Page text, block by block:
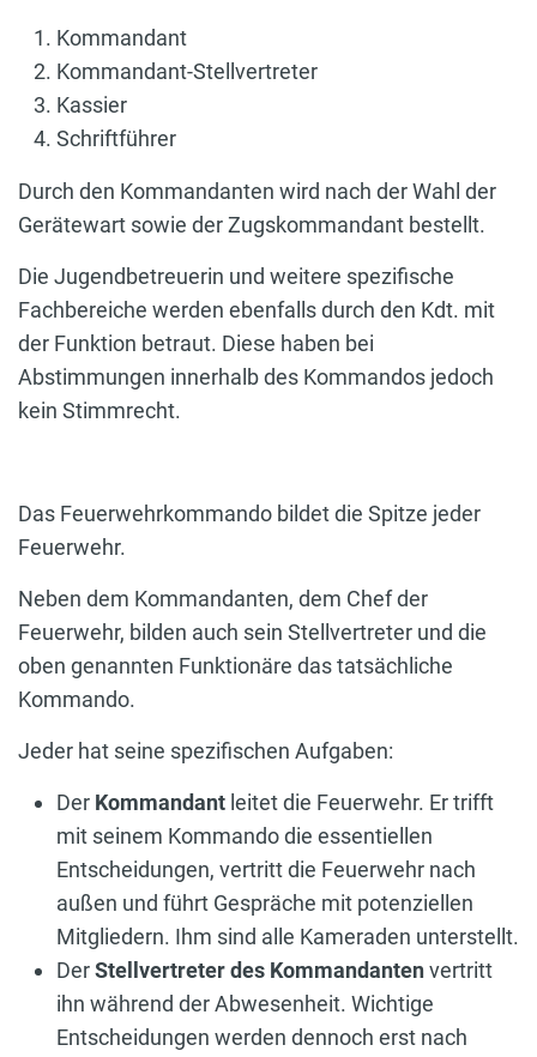
Kommandant
Kommandant-Stellvertreter
Kassier
Schriftführer
Durch den Kommandanten wird nach der Wahl der
Gerätewart sowie der Zugskommandant bestellt.
Die Jugendbetreuerin und weitere spezifische
Fachbereiche werden ebenfalls durch den Kdt. mit
der Funktion betraut. Diese haben bei
Abstimmungen innerhalb des Kommandos jedoch
kein Stimmrecht.
Das Feuerwehrkommando bildet die Spitze jeder
Feuerwehr.
Neben dem Kommandanten, dem Chef der
Feuerwehr, bilden auch sein Stellvertreter und die
oben genannten Funktionäre das tatsächliche
Kommando.
Jeder hat seine spezifischen Aufgaben:
Der Kommandant leitet die Feuerwehr. Er trifft
mit seinem Kommando die essentiellen
Entscheidungen, vertritt die Feuerwehr nach
außen und führt Gespräche mit potenziellen
Mitgliedern. Ihm sind alle Kameraden unterstellt.
DerStellvertreter des Kommandantenvertritt
ihn während der Abwesenheit. Wichtige
Entscheidungen werden dennoch erst nach